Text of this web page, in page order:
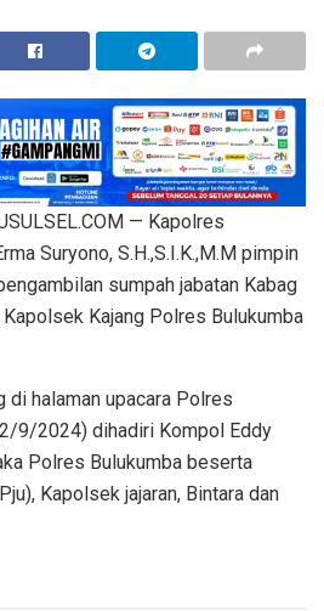
— Kapolres
Suryono, S.H.,S.I.K.,M.M pimpin
sumpah jabatan Kabag
Kajang Polres Bulukumba
di halaman upacara Polres
9/2024) dihadiri Kompol Eddy
Polres Bulukumba beserta
Kapolsek jajaran, Bintara dan